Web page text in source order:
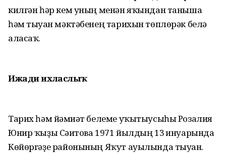
килгән һәр кем уның менән яҡындан таныша
һәм тыуған мәктәбенең тарихын төплөрәк белә
аласаҡ.
Ижади ихласлыҡ
Тарих һәм йәмғиәт белеме уҡытыусыһы Розалия
Юнир ҡыҙы Сәғитова 1971 йылдың 13 ғинуарында
Көйөргәҙе районының Яҡут ауылында тыуған.